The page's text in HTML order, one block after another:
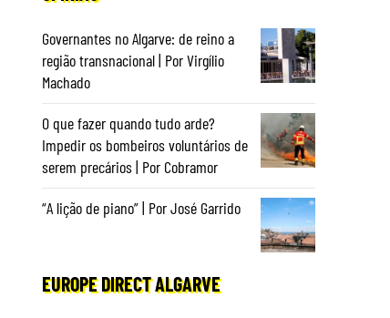
Governantes no Algarve: de reino a
região transnacional | Por Virgílio
Machado
O que fazer quando tudo arde?
Impedir os bombeiros voluntários de
serem precários | Por Cobramor
“A lição de piano” | Por José Garrido
EUROPE DIRECT ALGARVE